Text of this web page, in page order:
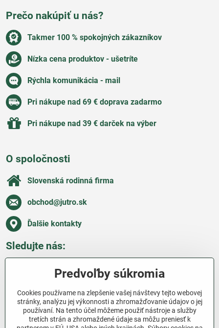
Prečo nakúpiť u nás?
Takmer 100 % spokojných zákazníkov
Nízka cena produktov - ušetríte
Rýchla komunikácia - mail
Pri nákupe nad 69 € doprava zadarmo
Pri nákupe nad 39 € darček na výber
O spoločnosti
Slovenská rodinná firma
obchod​@jutro​.sk
Ďalšie kontakty
Sledujte nás:
Všetko o nákupe
Ďakujeme za podporu
Predvoľby súkromia
Cookies používame na zlepšenie vašej návštevy tejto webovej
stránky, analýzu jej výkonnosti a zhromažďovanie údajov o jej
používaní. Na tento účel môžeme použiť nástroje a služby
tretích strán a zhromaždené údaje sa môžu preniesť k